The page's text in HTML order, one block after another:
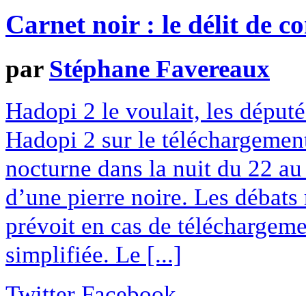
Carnet noir : le délit de
par Stéphane Favereaux
Hadopi 2 le voulait, les
Hadopi 2 sur le
nocturne dans la nuit du 22
d’une pierre noire. Les
prévoit en cas de
simplifiée. Le [...]